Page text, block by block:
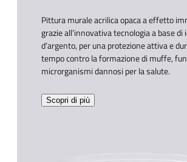
Pittura murale acrilica opaca a effetto
grazie all’innovativa tecnologia a base di
d’argento, per una protezione attiva e
tempo contro la formazione di muffe,
microrganismi dannosi per la salute.​
Scopri di più​